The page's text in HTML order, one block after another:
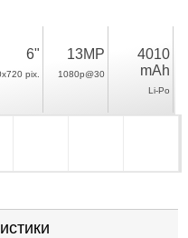
6"
pix.
13MP
1080p@30
4010
mAh
Li-Po